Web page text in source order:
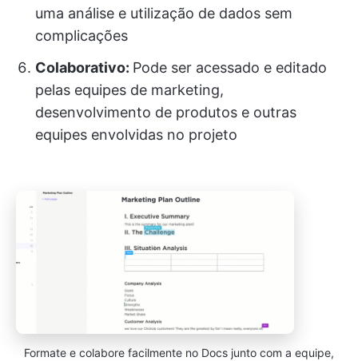
uma análise e utilização de dados sem
complicações
Colaborativo: Pode ser acessado e editado
pelas equipes de marketing,
desenvolvimento de produtos e outras
equipes envolvidas no projeto
Formate e colabore facilmente no Docs junto com a equipe,